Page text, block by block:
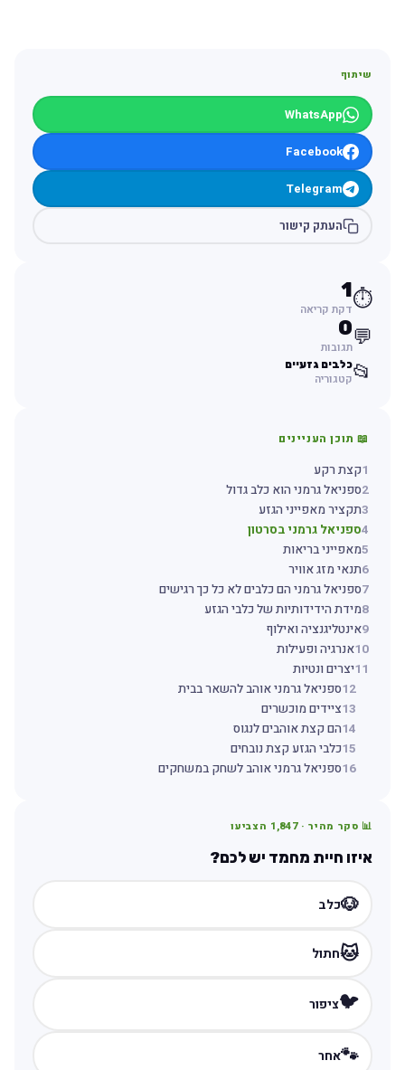
שיתוף
WhatsApp
Facebook
Telegram
העתק קישור
⏱️
1
דקת קריאה
💬
0
תגובות
📂כלבים גזעיים
קטגוריה
📖 תוכן העניינים
1קצת רקע
2ספניאל גרמני הוא כלב גדול
3תקציר מאפייני הגזע
4ספניאל גרמני בסרטון
5מאפייני בריאות
6תנאי מזג אוויר
7ספניאל גרמני הם כלבים לא כל כך רגישים
8מידת הידידותיות של כלבי הגזע
9אינטליגנציה ואילוף
10אנרגיה ופעילות
11יצרים ונטיות
12ספניאל גרמני אוהב להשאר בבית
13ציידים מוכשרים
14הם קצת אוהבים לנגוס
15כלבי הגזע קצת נובחים
16ספניאל גרמני אוהב לשחק במשחקים
📊 סקר מהיר ·1,847 הצביעו
איזו חיית מחמד יש לכם?
🐶כלב
🐱חתול
🐦ציפור
🐾אחר